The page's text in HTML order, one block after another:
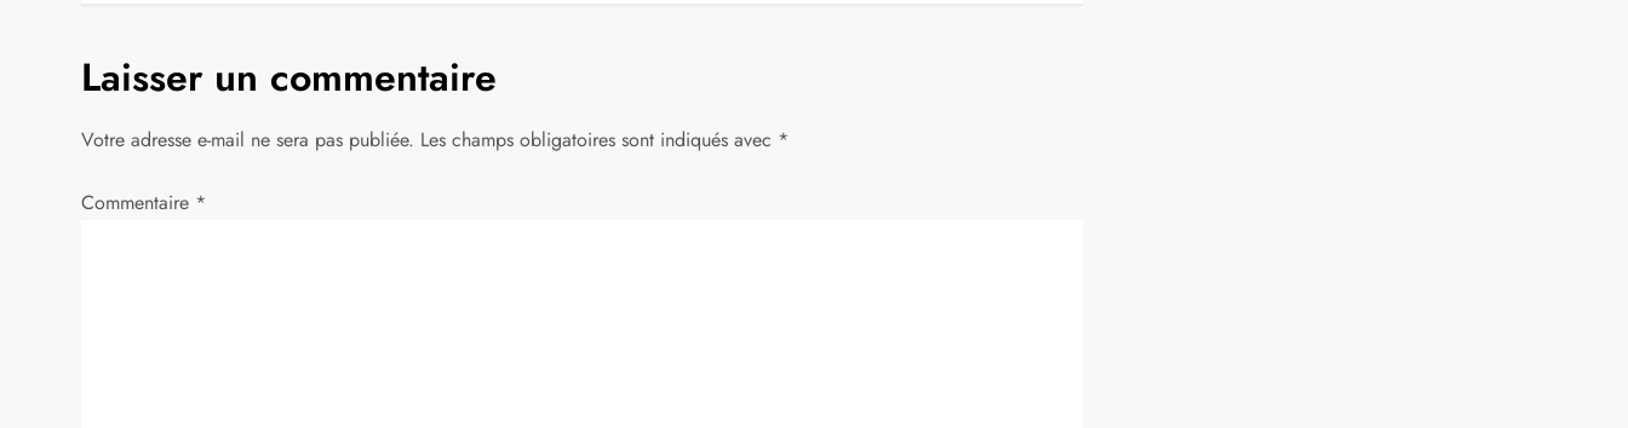
i
g
a
Laisser un commentaire
Votre adresse e-mail ne sera pas publiée. Les champs obligatoires sont indiqués avec *
Commentaire *